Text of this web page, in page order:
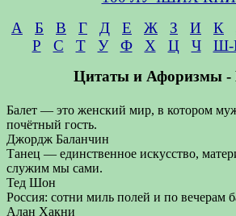
А
Б В Г Д Е Ж З И К
Р
С Т У Ф Х Ц Ч
Цитаты и Афоризмы
Балет — это женский мир, в котором
почётный гость.
Джордж Баланчин
Танец — единственное искусство,
служим мы сами.
Тед Шон
Россия: сотни миль полей и по вечерам
Алан Хакни